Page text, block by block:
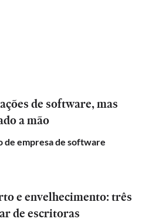
de software, mas
a mão
de empresa de software
e envelhecimento: três
de escritoras